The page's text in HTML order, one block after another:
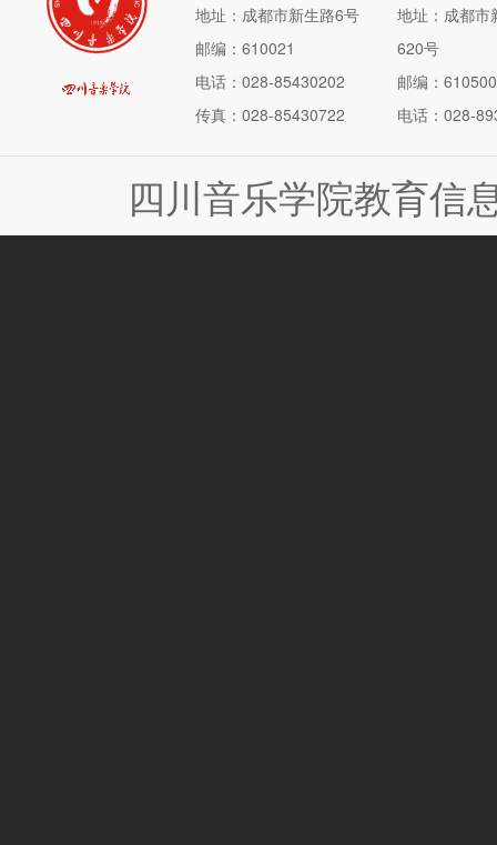
地址：成都市新生路6号
邮编：610021
电话：028-85430202
传真：028-85430722
地址：成都市
620号
邮编：610500
电话：028-
四川音乐学院教育